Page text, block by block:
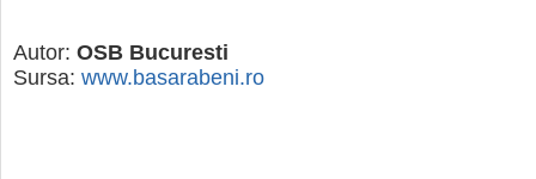
Autor: OSB Bucuresti
Sursa: www.basarabeni.ro